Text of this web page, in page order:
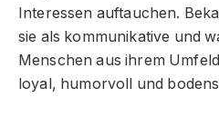
Interessen auftauchen.
sie als kommunikative und
Menschen aus ihrem
loyal, humorvoll und